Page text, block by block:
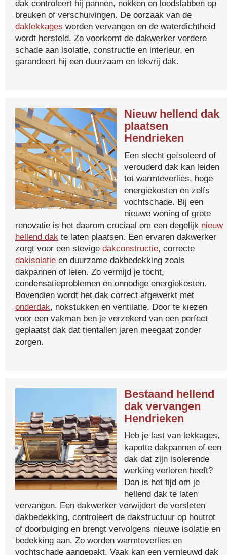
dak controleert hij pannen, nokken en loodslabben op
breuken of verschuivingen. De oorzaak van de
daklekkages worden vervangen en de waterdichtheid
wordt hersteld. Zo voorkomt de dakwerker verdere
schade aan isolatie, constructie en interieur, en
garandeert hij een duurzaam en lekvrij dak.
Nieuw hellend dak
plaatsen
Hendrieken
Een slecht geïsoleerd of
verouderd dak kan leiden
tot warmteverlies, hoge
energiekosten en zelfs
vochtschade. Bij een
nieuwe woning of grote
renovatie is het daarom cruciaal om een degelijk nieuw
hellend dak te laten plaatsen. Een ervaren dakwerker
zorgt voor een stevige dakconstructie, correcte
dakisolatie en duurzame dakbedekking zoals
dakpannen of leien. Zo vermijd je tocht,
condensatieproblemen en onnodige energiekosten.
Bovendien wordt het dak correct afgewerkt met
onderdak, nokstukken en ventilatie. Door te kiezen
voor een vakman ben je verzekerd van een perfect
geplaatst dak dat tientallen jaren meegaat zonder
zorgen.
Bestaand hellend
dak vervangen
Hendrieken
Heb je last van lekkages,
kapotte dakpannen of een
dak dat zijn isolerende
werking verloren heeft?
Dan is het tijd om je
hellend dak te laten
vervangen. Een dakwerker verwijdert de versleten
dakbedekking, controleert de dakstructuur op houtrot
of doorbuiging en brengt vervolgens nieuwe isolatie en
bedekking aan. Zo worden warmteverlies en
vochtschade aangepakt. Vaak kan een vernieuwd dak